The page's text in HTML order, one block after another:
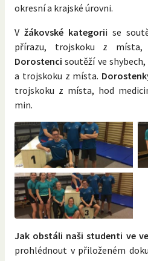
okresní a krajské úrovni.
V žákovské kategorii se
přírazu, trojskoku z místa,
Dorostenci soutěží ve
a trojskoku z místa.
trojskoku z místa, hod
min.
Jak obstáli naši studenti ve
prohlédnout v přiloženém